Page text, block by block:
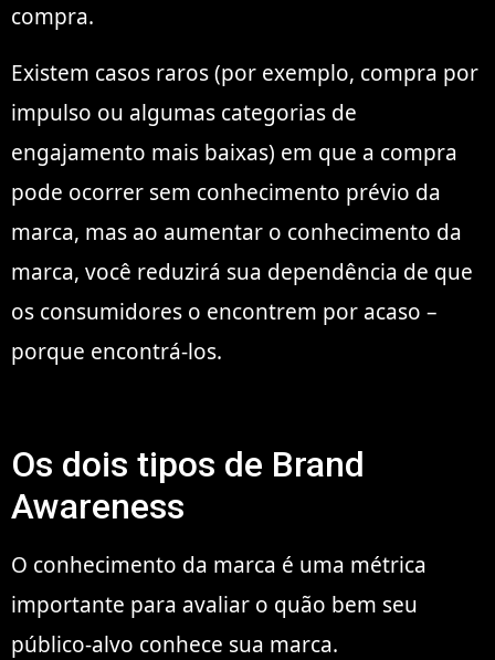
compra.
Existem casos raros (por exemplo, compra por
impulso ou algumas categorias de
engajamento mais baixas) em que a compra
pode ocorrer sem conhecimento prévio da
marca, mas ao aumentar o conhecimento da
marca, você reduzirá sua dependência de que
os consumidores o encontrem por acaso –
porque encontrá-los.
Os dois tipos de Brand
Awareness
O conhecimento da marca é uma métrica
importante para avaliar o quão bem seu
público-alvo conhece sua marca.